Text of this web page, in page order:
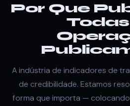
Por Que
A indústria de indicadores de
de credibilidade. Estamos
forma que importa —